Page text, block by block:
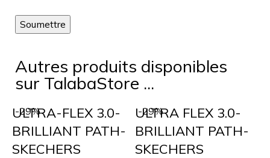
Autres produits disponibles
sur TalabaStore ...
-29%
ULTRA-FLEX 3.0-
BRILLIANT PATH-
SKECHERS
-29%
ULTRA FLEX 3.0-
BRILLIANT PATH-
SKECHERS